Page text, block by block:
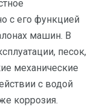
с его функцией
машин. В
песок,
механические
с водой
коррозия.